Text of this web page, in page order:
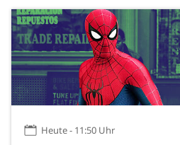
Heute - 11:50 Uhr